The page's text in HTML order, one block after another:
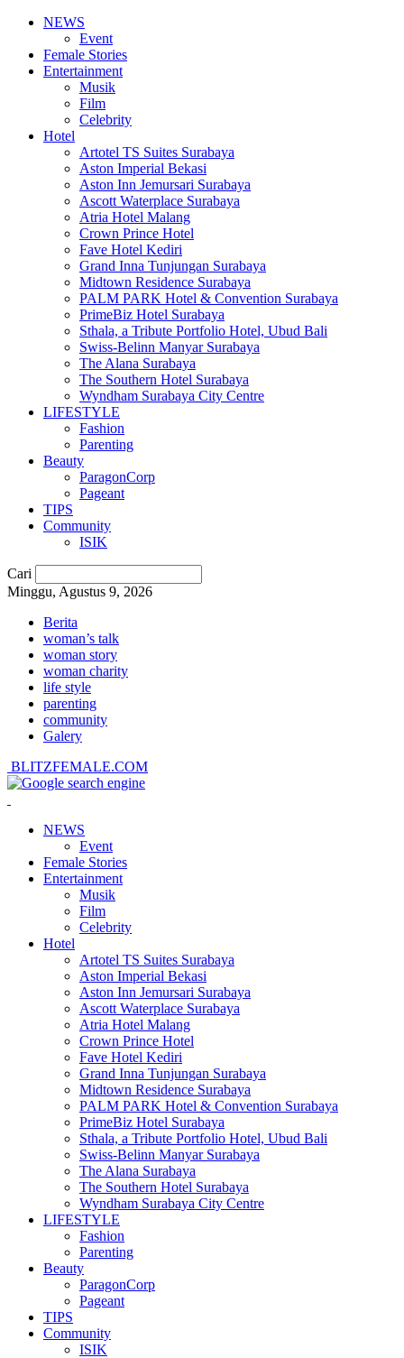
NEWS
Event
Female Stories
Entertainment
Musik
Film
Celebrity
Hotel
Artotel TS Suites Surabaya
Aston Imperial Bekasi
Aston Inn Jemursari Surabaya
Ascott Waterplace Surabaya
Atria Hotel Malang
Crown Prince Hotel
Fave Hotel Kediri
Grand Inna Tunjungan Surabaya
Midtown Residence Surabaya
PALM PARK Hotel & Convention Surabaya
PrimeBiz Hotel Surabaya
Sthala, a Tribute Portfolio Hotel, Ubud Bali
Swiss-Belinn Manyar Surabaya
The Alana Surabaya
The Southern Hotel Surabaya
Wyndham Surabaya City Centre
LIFESTYLE
Fashion
Parenting
Beauty
ParagonCorp
Pageant
TIPS
Community
ISIK
Cari
Minggu, Agustus 9, 2026
Berita
woman’s talk
woman story
woman charity
life style
parenting
community
Galery
BLITZFEMALE.COM
NEWS
Event
Female Stories
Entertainment
Musik
Film
Celebrity
Hotel
Artotel TS Suites Surabaya
Aston Imperial Bekasi
Aston Inn Jemursari Surabaya
Ascott Waterplace Surabaya
Atria Hotel Malang
Crown Prince Hotel
Fave Hotel Kediri
Grand Inna Tunjungan Surabaya
Midtown Residence Surabaya
PALM PARK Hotel & Convention Surabaya
PrimeBiz Hotel Surabaya
Sthala, a Tribute Portfolio Hotel, Ubud Bali
Swiss-Belinn Manyar Surabaya
The Alana Surabaya
The Southern Hotel Surabaya
Wyndham Surabaya City Centre
LIFESTYLE
Fashion
Parenting
Beauty
ParagonCorp
Pageant
TIPS
Community
ISIK